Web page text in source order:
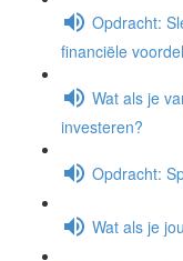
Opdracht:
financiële
Wat als je
investeren?
Opdracht:
Wat als je